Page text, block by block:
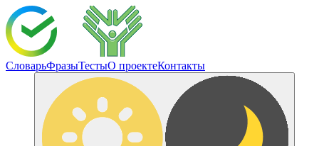
СловарьФразыТестыО проектеКонтакты